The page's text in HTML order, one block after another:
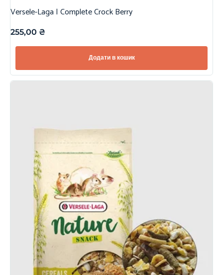
Versele-Laga | Complete Crock Berry
255,00 ₴
Додати в кошик